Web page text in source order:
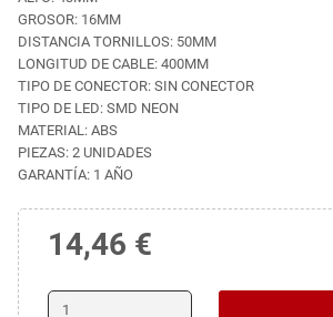
GROSOR: 16MM
DISTANCIA TORNILLOS: 50MM
LONGITUD DE CABLE: 400MM
TIPO DE CONECTOR: SIN CONECTOR
TIPO DE LED: SMD NEON
MATERIAL: ABS
PIEZAS: 2 UNIDADES
GARANTÍA: 1 AÑO
14,46 €